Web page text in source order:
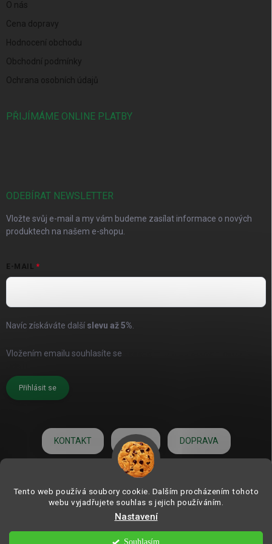
Tento web používá soubory cookie. Dalším procházením tohoto
webu vyjadřujete souhlas s jejich používáním.
Nastavení
Souhlasím
O nás
Cena dopravy
Hodnocení obchodu
Obchodní podmínky
Ochrana osobních údajů
PŘIJÍMÁME ONLINE PLATBY
ODEBÍRAT NEWSLETTER
Vložte svůj e-mail a my vám budeme zasílat informace o nových
produktech na našem e-shopu.
E-MAIL
Navíc získáváte další slevu až5%
Vložením emailu souhlasíte se
Přihlásit se
KONTAKT O NÁS DOPRAVA
HODNOCENÍ
ZAHRADNÍ DEKORACE.com | od roku 2006
vyhrazena.